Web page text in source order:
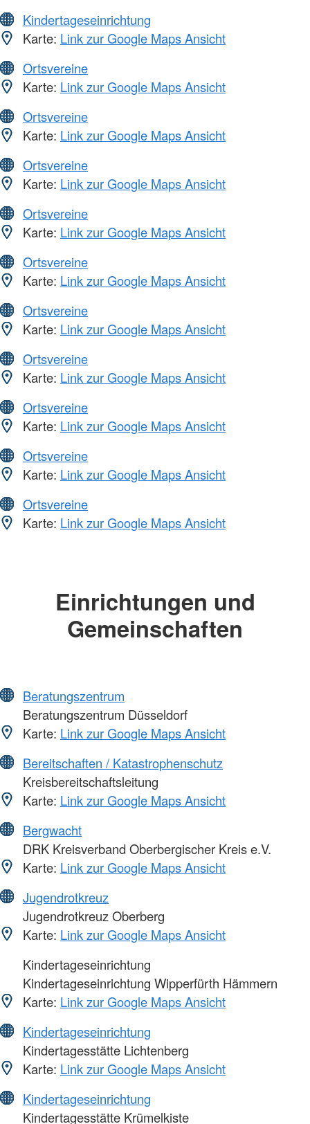
Kindertageseinrichtung
Karte: Link zur Google Maps Ansicht
Ortsvereine
Karte: Link zur Google Maps Ansicht
Ortsvereine
Karte: Link zur Google Maps Ansicht
Ortsvereine
Karte: Link zur Google Maps Ansicht
Ortsvereine
Karte: Link zur Google Maps Ansicht
Ortsvereine
Karte: Link zur Google Maps Ansicht
Ortsvereine
Karte: Link zur Google Maps Ansicht
Ortsvereine
Karte: Link zur Google Maps Ansicht
Ortsvereine
Karte: Link zur Google Maps Ansicht
Ortsvereine
Karte: Link zur Google Maps Ansicht
Ortsvereine
Karte: Link zur Google Maps Ansicht
Einrichtungen und
Gemeinschaften
Beratungszentrum
Beratungszentrum Düsseldorf
Karte: Link zur Google Maps Ansicht
Bereitschaften / Katastrophenschutz
Kreisbereitschaftsleitung
Karte: Link zur Google Maps Ansicht
Bergwacht
DRK Kreisverband Oberbergischer Kreis e.V.
Karte: Link zur Google Maps Ansicht
Jugendrotkreuz
Jugendrotkreuz Oberberg
Karte: Link zur Google Maps Ansicht
Kindertageseinrichtung
Kindertageseinrichtung Wipperfürth Hämmern
Karte: Link zur Google Maps Ansicht
Kindertageseinrichtung
Kindertagesstätte Lichtenberg
Karte: Link zur Google Maps Ansicht
Kindertageseinrichtung
Kindertagesstätte Krümelkiste